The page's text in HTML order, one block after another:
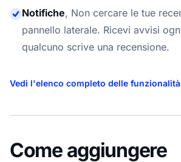
Notifiche, Non cercare le tue
pannello laterale. Ricevi avvisi
qualcuno scrive una recensione.
Vedi l'elenco completo delle funzionalità
Come aggiungere